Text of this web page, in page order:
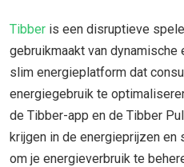
Tibber is een disruptieve
gebruikmaakt van
slim energieplatform dat
energiegebruik te
de Tibber-app en de Tibber
krijgen in de energieprijzen en
om je energieverbruik te